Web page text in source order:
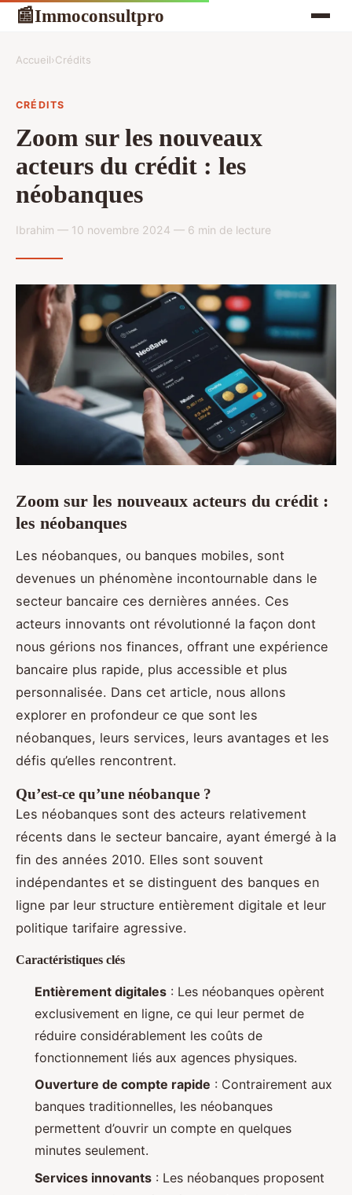
📰Immoconsultpro
Accueil›Crédits
CRÉDITS
Zoom sur les nouveaux
acteurs du crédit : les
néobanques
Ibrahim — 10 novembre 2024 — 6 min de lecture
Zoom sur les nouveaux acteurs du crédit :
les néobanques
Les néobanques, ou banques mobiles, sont
devenues un phénomène incontournable dans le
secteur bancaire ces dernières années. Ces
acteurs innovants ont révolutionné la façon dont
nous gérions nos finances, offrant une expérience
bancaire plus rapide, plus accessible et plus
personnalisée. Dans cet article, nous allons
explorer en profondeur ce que sont les
néobanques, leurs services, leurs avantages et les
défis qu’elles rencontrent.
Qu’est-ce qu’une néobanque ?
Les néobanques sont des acteurs relativement
récents dans le secteur bancaire, ayant émergé à la
fin des années 2010. Elles sont souvent
indépendantes et se distinguent des banques en
ligne par leur structure entièrement digitale et leur
politique tarifaire agressive.
Caractéristiques clés
Entièrement digitales : Les néobanques opèrent
exclusivement en ligne, ce qui leur permet de
réduire considérablement les coûts de
fonctionnement liés aux agences physiques.
Ouverture de compte rapide : Contrairement aux
banques traditionnelles, les néobanques
permettent d’ouvrir un compte en quelques
minutes seulement.
Services innovants : Les néobanques proposent